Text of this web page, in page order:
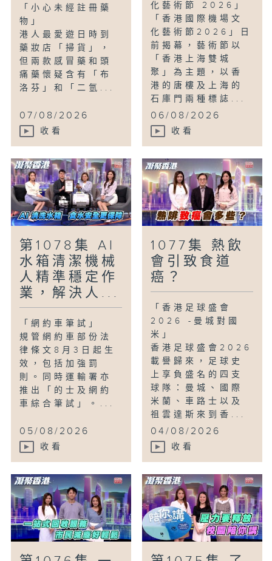
「小心未經註冊藥
物」
港人最愛遊日時到
藥妝店「掃貨」，
但兩款感冒藥和頭
痛藥懷疑含有「布
洛芬」和「二氫...
07/08/2026
收看
化藝術節 2026」
「香港國際機場文
化藝術節2026」日
前揭幕，藝術節以
「香港上海雙城
聚」為主題，以香
港的唐樓及上海的
石庫門兩種標誌...
06/08/2026
收看
第1078集 AI
水箱清潔機械
人精準穩定作
業，解決人...
「網約車筆試」
規管網約車部份法
律條文8月3日起生
效，包括加強罰
則。同時運輸署亦
推出「的士及網約
車綜合筆試」。...
05/08/2026
收看
1077集 熱飲
會引致食道
癌？
「香港足球盛會
2026 -曼城對國
米」
香港足球盛會2026
載譽歸來，足球史
上享負盛名的四支
球隊：曼城、國際
米蘭、車路士以及
祖雲達斯來到香...
04/08/2026
收看